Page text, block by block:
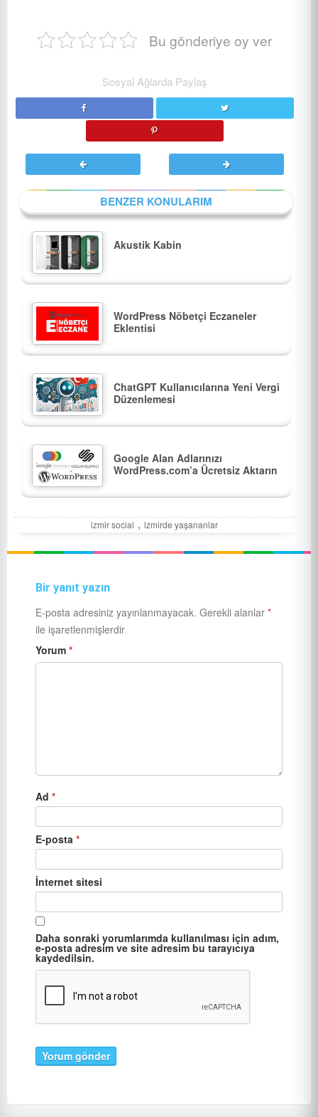
Bu gönderiye oy ver
Sosyal Ağlarda Paylaş
BENZER KONULARIM
Akustik Kabin
WordPress Nöbetçi Eczaneler
Eklentisi
ChatGPT Kullanıcılarına Yeni Vergi
Düzenlemesi
Google Alan Adlarınızı
WordPress.com’a Ücretsiz Aktarın
izmir social , izmirde yaşananlar
Bir yanıt yazın
E-posta adresiniz yayınlanmayacak. Gerekli alanlar *
ile işaretlenmişlerdir
Yorum *
Ad *
E-posta *
İnternet sitesi
Daha sonraki yorumlarımda kullanılması için adım,
e-posta adresim ve site adresim bu tarayıcıya
kaydedilsin.